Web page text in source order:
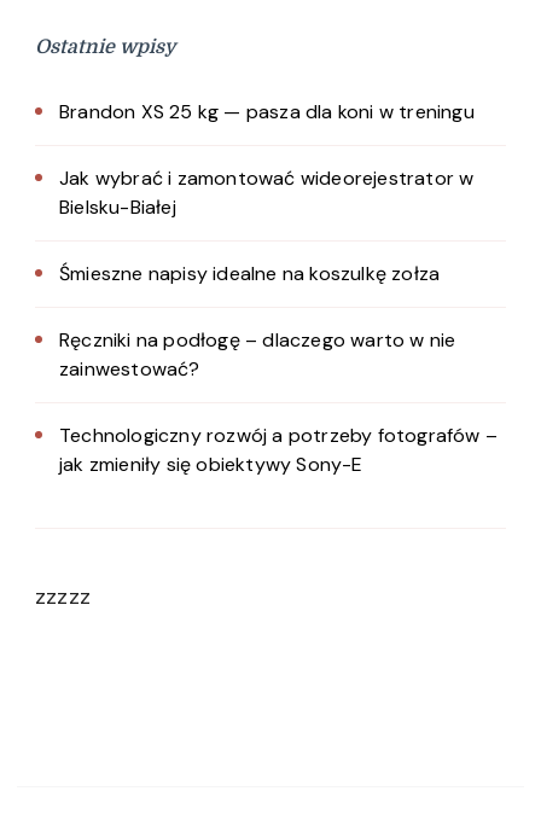
Ostatnie wpisy
Brandon XS 25 kg — pasza dla koni w treningu
Jak wybrać i zamontować wideorejestrator w
Bielsku-Białej
Śmieszne napisy idealne na koszulkę zołza
Ręczniki na podłogę – dlaczego warto w nie
zainwestować?
Technologiczny rozwój a potrzeby fotografów –
jak zmieniły się obiektywy Sony-E
zzzzz